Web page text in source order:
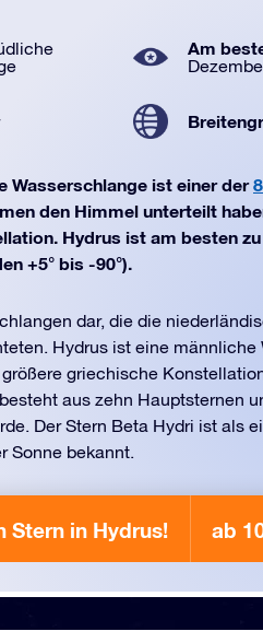
Am
Wasserschlange ist einer der
den Himmel unterteilt
Hydrus ist am besten
+5° bis -90°).
dar, die die
Hydrus ist eine männliche
griechische
aus zehn Hauptsternen
Der Stern Beta Hydri ist als
Sonne bekannt.
Stern in Hydrus! ab